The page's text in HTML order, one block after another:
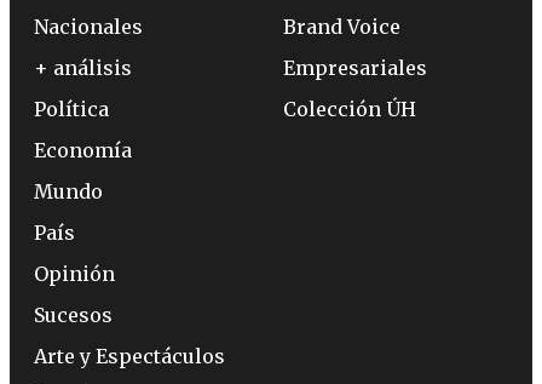
Nacionales
+ análisis
Política
Economía
Mundo
País
Opinión
Sucesos
Arte y Espectáculos
Brand Voice
Empresariales
Colección ÚH